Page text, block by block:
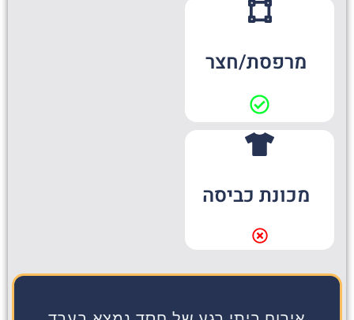
מרפסת/חצר
מכונת כביסה